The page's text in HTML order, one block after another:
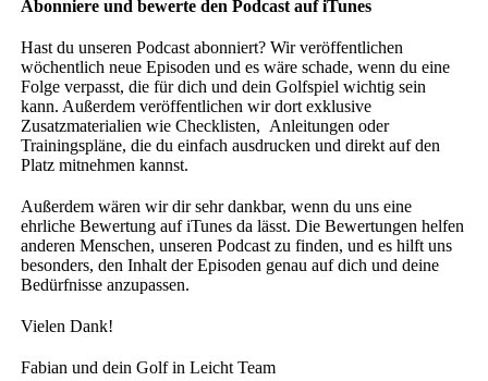
Abonniere und bewerte den Podcast auf iTunes
Hast du unseren Podcast abonniert? Wir veröffentlichen
wöchentlich neue Episoden und es wäre schade, wenn du eine
Folge verpasst, die für dich und dein Golfspiel wichtig sein
kann. Außerdem veröffentlichen wir dort exklusive
Zusatzmaterialien wie Checklisten, Anleitungen oder
Trainingspläne, die du einfach ausdrucken und direkt auf den
Platz mitnehmen kannst.
Außerdem wären wir dir sehr dankbar, wenn du uns eine
ehrliche Bewertung auf iTunes da lässt. Die Bewertungen helfen
anderen Menschen, unseren Podcast zu finden, und es hilft uns
besonders, den Inhalt der Episoden genau auf dich und deine
Bedürfnisse anzupassen.
Vielen Dank!
Fabian und dein Golf in Leicht Team